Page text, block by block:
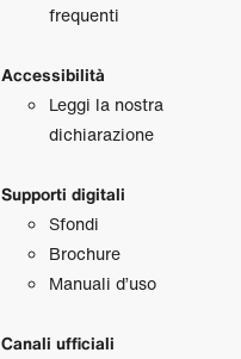
frequenti
Accessibilità
Leggi la nostra
dichiarazione
Supporti digitali
Sfondi
Brochure
Manuali d’uso
Canali ufficiali